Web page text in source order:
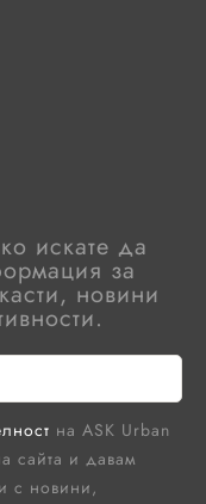
искате да
за
новини
на ASK Urban
сайта и давам
с новини,